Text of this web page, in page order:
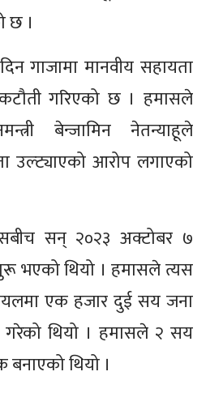
छ ।
गाजामा मानवीय सहायता
गरिएको छ । हमासले
बेन्जामिन नेतन्याहूले
उल्ट्याएको आरोप लगाएको
सन् २०२३ अक्टोबर ७
भएको थियो । हमासले त्यस
एक हजार दुई सय जना
गरेको थियो । हमासले २ सय
थियो ।